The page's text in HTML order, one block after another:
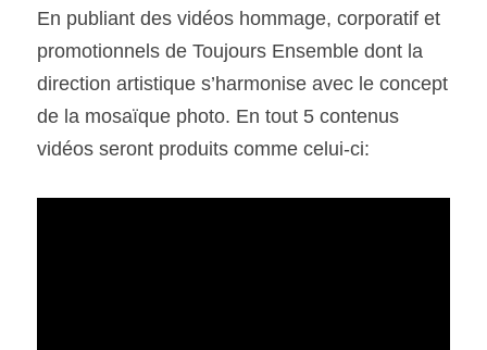
En publiant des vidéos hommage, corporatif et
promotionnels de Toujours Ensemble dont la
direction artistique s’harmonise avec le concept
de la mosaïque photo. En tout 5 contenus
vidéos seront produits comme celui-ci: